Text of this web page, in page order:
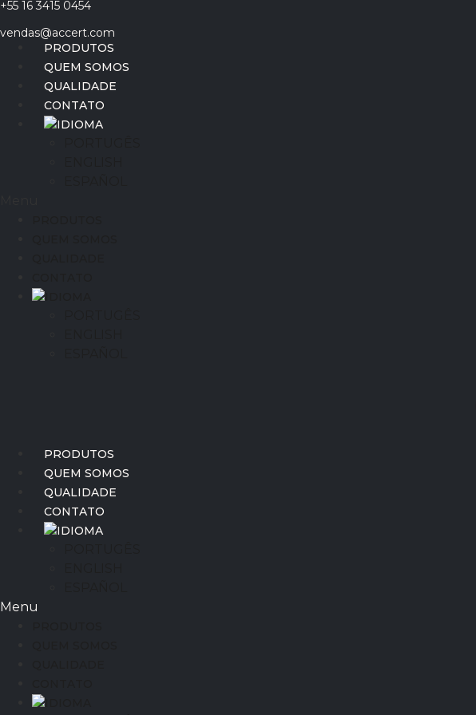
Ir
para
conteúdo
+55 16 3415 0454
vendas@accert.com
PRODUTOS
QUEM SOMOS
QUALIDADE
CONTATO
IDIOMA
PRODUTOS
QUEM SOMOS
QUALIDADE
CONTATO
IDIOMA
Menu